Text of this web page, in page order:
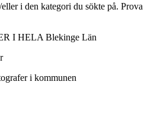
i den kategori du sökte på. Prova
I HELA Blekinge Län
i kommunen